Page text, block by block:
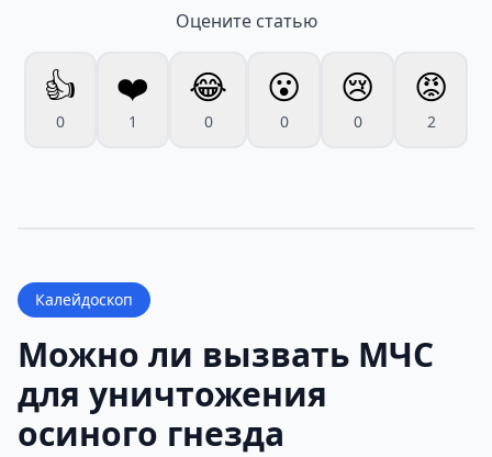
Оцените статью
👍
0
❤️
1
😂
0
😮
0
😢
0
😡
2
Калейдоскоп
Можно ли вызвать МЧС
для уничтожения
осиного гнезда